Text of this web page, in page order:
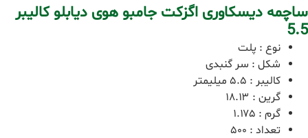
ساچمه دیسکاوری اگزکت جامبو هوی دیابلو کالیبر
5.5
نوع : پلت
شکل : سر گنبدی
کالیبر : ۵.۵ میلیمتر
گرین : ۱۸.۱۳
گرم : ۱.۱۷۵
تعداد : ۵۰۰